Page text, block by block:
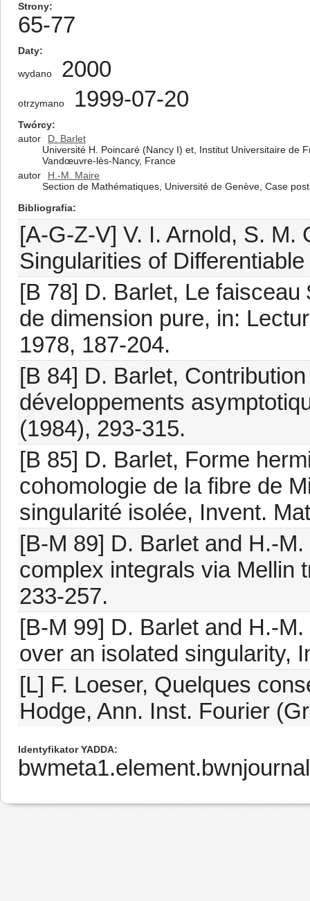
Strony
65-77
Daty
wydano 2000
otrzymano 1999-07-20
Twórcy
autor
D. Barlet
Université H. Poincaré (Nancy I) et, Institut Universitaire de
Vandœuvre-lès-Nancy, France
autor
H.-M. Maire
Section de Mathématiques, Université de Genève, Case
Bibliografia
[A-G-Z-V] V. I. Arnold, S. M.
Singularities of
[B 78] D. Barlet, Le
de dimension pure, in:
1978, 187-204.
[B 84] D. Barlet,
développements
(1984), 293-315.
[B 85] D. Barlet, Forme
cohomologie de la fibre de
singularité isolée, Invent.
[B-M 89] D. Barlet and H.-
complex integrals via Mellin
233-257.
[B-M 99] D. Barlet and H.-
over an isolated singularity,
[L] F. Loeser, Quelques
Hodge, Ann. Inst. Fourier
Identyfikator YADDA